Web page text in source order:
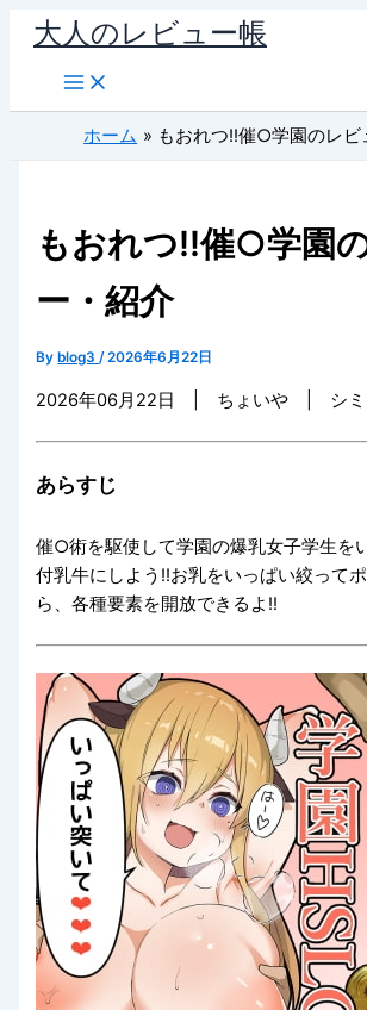
ス
大人のレビュー帳
ホーム もおれつ!!催○学園のレビ
もおれつ!!催○学園
ー・紹介
By blog3/2026年6月22日
2026年06月22日 | ちょいや | シミ
あらすじ
催○術を駆使して学園の爆乳女子学生を
付乳牛にしよう!!お乳をいっぱい絞って
ら、各種要素を開放できるよ!!